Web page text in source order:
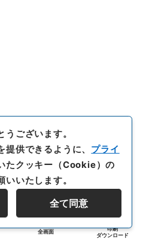
全画面
印刷
ダウンロード
ございます。
供できるように、 プライ
たクッキー（Cookie）の
いたします。
全て同意